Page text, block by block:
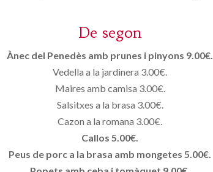
De segon
Ànec del Penedès amb prunes i pinyons 9.00€.
Vedella a la jardinera 3.00€.
Maires amb camisa 3.00€.
Salsitxes a la brasa 3.00€.
Cazon a la romana 3.00€.
Callos 5.00€.
Peus de porc a la brasa amb mongetes 5.00€.